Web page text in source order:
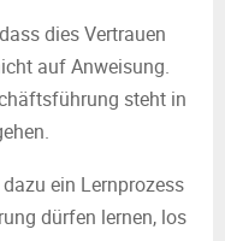
dies Vertrauen
auf Anweisung.
steht in
ein Lernprozess
dürfen lernen, los